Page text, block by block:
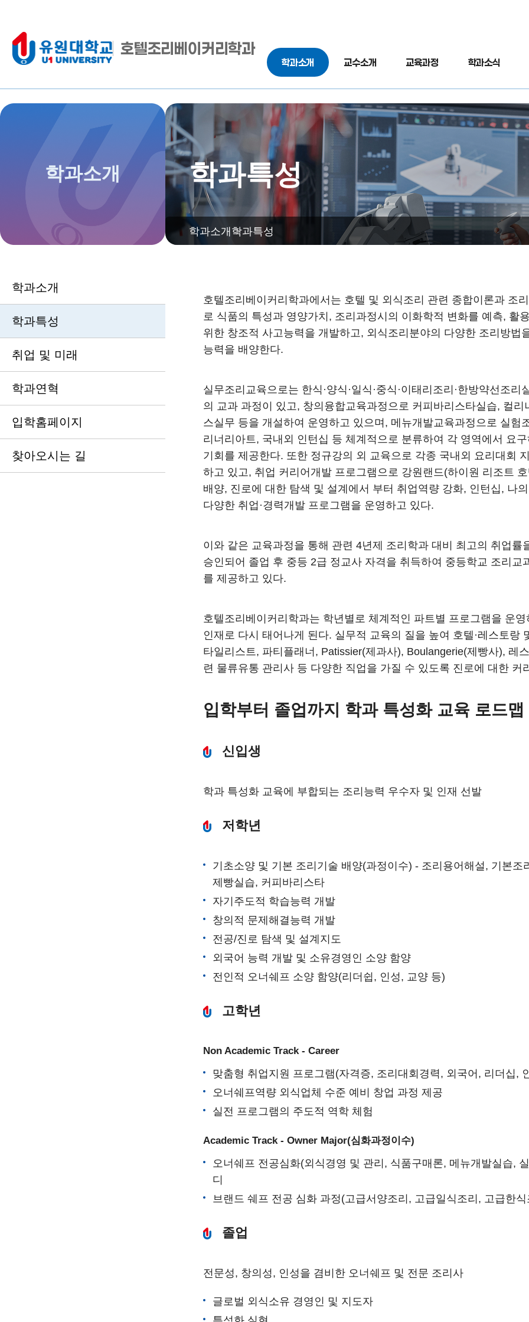
호텔조리베이커리학과
학과소개 교수소개 교육과정 학과소식
학과소개 학과특성
학과소개학과특성
학과소개
학과특성
취업 및 미래
학과연혁
입학홈페이지
찾아오시는 길
호텔조리베이커리학과에서는 호텔 및 외식조리 관련 종합이론과 조
로 식품의 특성과 영양가치, 조리과정시의 이화학적 변화를 예측, 활
위한 창조적 사고능력을 개발하고, 외식조리분야의 다양한 조리방
능력을 배양한다.
실무조리교육으로는 한식·양식·일식·중식·이태리조리·한방약선조
의 교과 과정이 있고, 창의융합교육과정으로 커피바리스타실습, 컬
스실무 등을 개설하여 운영하고 있으며, 메뉴개발교육과정으로 실
리너리아트, 국내외 인턴십 등 체계적으로 분류하여 각 영역에서 요
기회를 제공한다. 또한 정규강의 외 교육으로 각종 국내외 요리대회
하고 있고, 취업 커리어개발 프로그램으로 강원랜드(하이원 리조트
배양, 진로에 대한 탐색 및 설계에서 부터 취업역량 강화, 인턴십, 나
다양한 취업·경력개발 프로그램을 운영하고 있다.
이와 같은 교육과정을 통해 관련 4년제 조리학과 대비 최고의 취업
승인되어 졸업 후 중등 2급 정교사 자격을 취득하여 중등학교 조리
를 제공하고 있다.
호텔조리베이커리학과는 학년별로 체계적인 파트별 프로그램을 운
인재로 다시 태어나게 된다. 실무적 교육의 질을 높여 호텔·레스토
타일리스트, 파티플래너, Patissier(제과사), Boulangerie(제빵사), 레
련 물류유통 관리사 등 다양한 직업을 가질 수 있도록 진로에 대한
입학부터 졸업까지 학과 특성화 교육 로드맵
신입생
학과 특성화 교육에 부합되는 조리능력 우수자 및 인재 선발
저학년
기초소양 및 기본 조리기술 배양(과정이수) - 조리용어해설, 기본
제빵실습, 커피바리스타
자기주도적 학습능력 개발
창의적 문제해결능력 개발
전공/진로 탐색 및 설계지도
외국어 능력 개발 및 소유경영인 소양 함양
전인적 오너쉐프 소양 함양(리더쉽, 인성, 교양 등)
고학년
Non Academic Track - Career
맞춤형 취업지원 프로그램(자격증, 조리대회경력, 외국어, 리더십,
오너쉐프역량 외식업체 수준 예비 창업 과정 제공
실전 프로그램의 주도적 역학 체험
Academic Track - Owner Major(심화과정이수)
오너쉐프 전공심화(외식경영 및 관리, 식품구매론, 메뉴개발실습,
디
브랜드 쉐프 전공 심화 과정(고급서양조리, 고급일식조리, 고급한
졸업
전문성, 창의성, 인성을 겸비한 오너쉐프 및 전문 조리사
글로벌 외식소유 경영인 및 지도자